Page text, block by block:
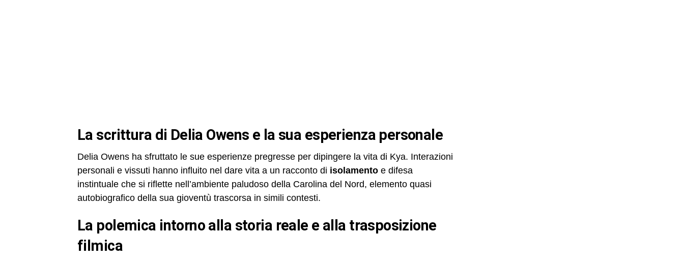
La scrittura di Delia Owens e la sua esperienza personale
Delia Owens ha sfruttato le sue esperienze pregresse per dipingere la vita di Kya. Interazioni
personali e vissuti hanno influito nel dare vita a un racconto di isolamento e difesa
instintuale che si riflette nell’ambiente paludoso della Carolina del Nord, elemento quasi
autobiografico della sua gioventù trascorsa in simili contesti.
La polemica intorno alla storia reale e alla trasposizione
filmica